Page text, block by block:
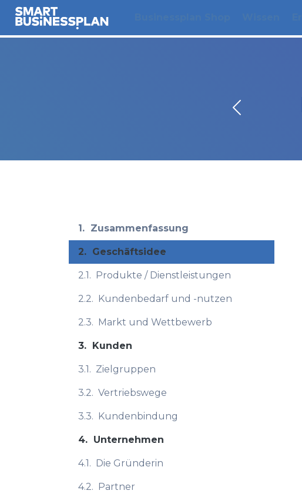
1. Zusammenfassung
2. Geschäftsidee
2.1. Produkte / Dienstleistungen
2.2. Kundenbedarf und -nutzen
2.3. Markt und Wettbewerb
3. Kunden
3.1. Zielgruppen
3.2. Vertriebswege
3.3. Kundenbindung
4. Unternehmen
4.1. Die Gründerin
4.2. Partner